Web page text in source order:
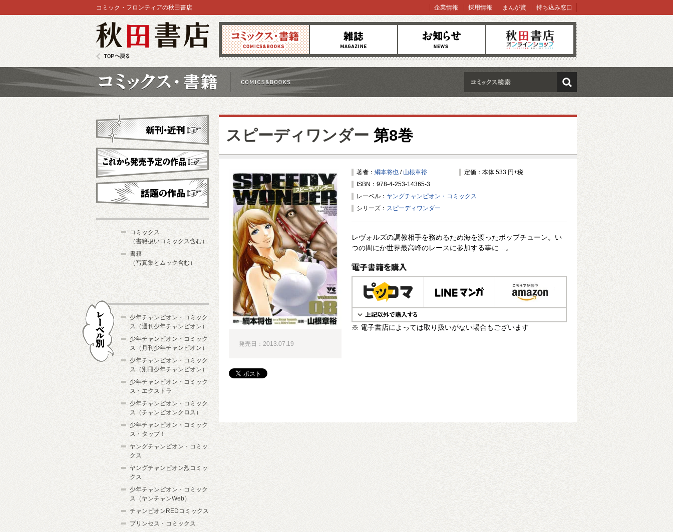
コミックス 雑誌 お知らせ オンラインショップ
コミック・フロンティアの秋田書店 企業情報 採用情報 まんが賞 持ち込み窓口
検索
スピーディワンダー 第8巻
著者： 綱本将也 / 山根章裕
定価：本体 533 円+税
ISBN：978-4-253-14365-3
レーベル： ヤングチャンピオン・コミックス
シリーズ： スピーディワンダー
レヴォルズの調教相手を務めるため海を渡ったポップチューン。い
つの間にか世界最高峰のレースに参加する事に…。
電子書籍で購入
※ 電子書店によっては取り扱いがない場合もございます
発売日：2013.07.19
新刊・近刊
これから発売予定
コミックス
（書籍扱いコミックス含む）
書籍
（写真集とムック含む）
少年チャンピオン・コミック
ス（週刊少年チャンピオン）
少年チャンピオン・コミック
ス（月刊少年チャンピオン）
少年チャンピオン・コミック
ス（別冊少年チャンピオン）
少年チャンピオン・コミック
ス・エクストラ
少年チャンピオン・コミック
ス（チャンピオンクロス）
少年チャンピオン・コミック
ス・タップ！
ヤングチャンピオン・コミッ
クス
ヤングチャンピオン烈コミッ
クス
少年チャンピオン・コミック
ス（ヤンチャンWeb）
チャンピオンREDコミックス
プリンセス・コミックス